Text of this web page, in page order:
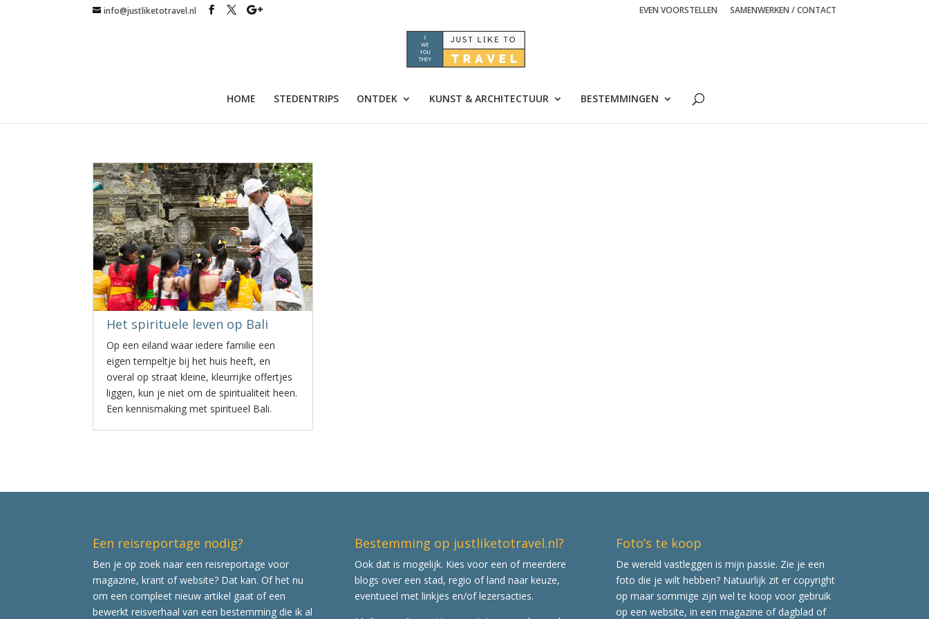
info@justliketotravel.nl EVEN VOORSTELLEN SAMENWERKEN / CONTACT
HOME STEDENTRIPS ONTDEK KUNST & ARCHITECTUUR BESTEMMINGEN
Het spirituele leven op Bali
Op een eiland waar iedere familie een
eigen tempeltje bij het huis heeft, en
overal op straat kleine, kleurrijke offertjes
liggen, kun je niet om de spiritualiteit heen.
Een kennismaking met spiritueel Bali.
Een reisreportage nodig?
Ben je op zoek naar een reisreportage voor
magazine, krant of website? Dat kan. Of het nu
om een compleet nieuw artikel gaat of een
bewerkt reisverhaal van een bestemming die ik al
Bestemming op justliketotravel.nl?
Ook dat is mogelijk. Kies voor een of meerdere
blogs over een stad, regio of land naar keuze,
eventueel met linkjes en/of lezersacties.
Foto’s te koop
De wereld vastleggen is mijn passie. Zie je een
foto die je wilt hebben? Natuurlijk zit er copyright
op maar sommige zijn wel te koop voor gebruik
op een website, in een magazine of dagblad of